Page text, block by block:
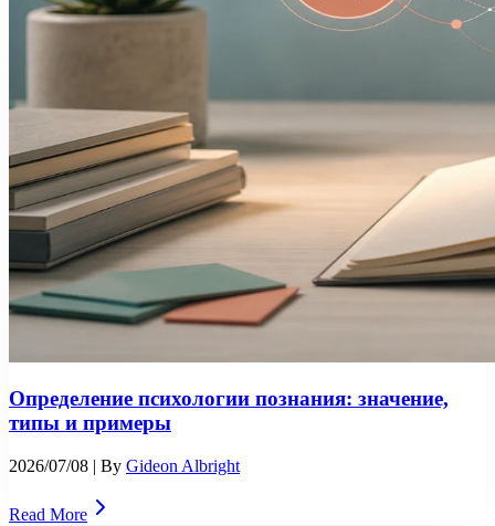
Определение психологии познания: значение,
типы и примеры
2026/07/08 | By Gideon Albright
Read More